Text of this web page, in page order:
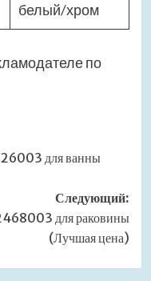
белый/хром
по
для ванны
Следующий:
для раковины
(Лучшая цена)